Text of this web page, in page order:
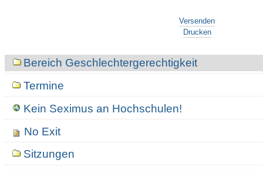
Versenden
Drucken
NavigationBereich Geschlechtergerechtigkeit
Termine
Kein Seximus an Hochschulen!
No Exit
Sitzungen